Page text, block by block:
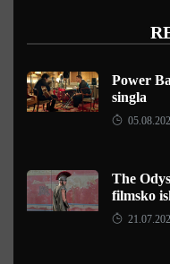
Power
singla
The
filmsko